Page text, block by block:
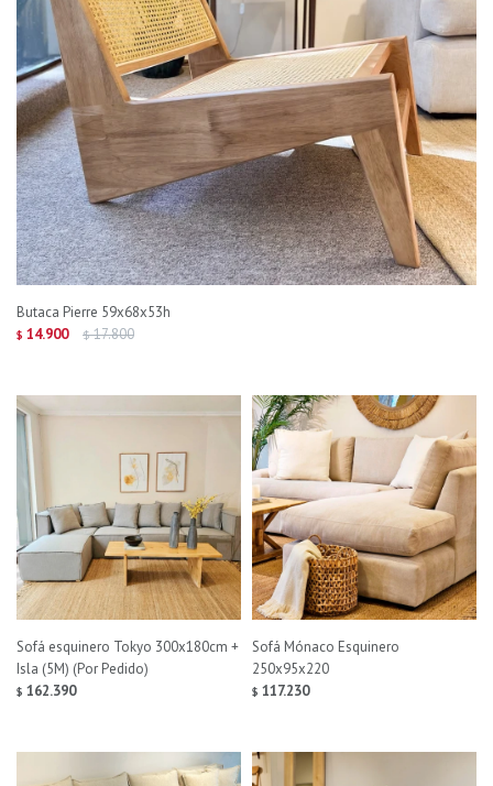
Butaca Pierre 59x68x53h
$ 14.900 $ 17.800
Sofá esquinero Tokyo 300x180cm +
Isla (5M) (Por Pedido)
$ 162.390
Sofá Mónaco Esquinero
250x95x220
$ 117.230